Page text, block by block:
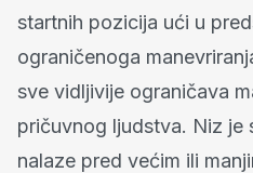
startnih pozicija ući u
ograničenoga
sve vidljivije ograničava
pričuvnog ljudstva. Niz je
nalaze pred većim ili